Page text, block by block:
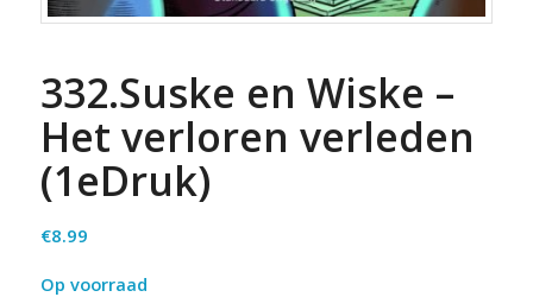
332.Suske en Wiske –
Het verloren verleden
(1eDruk)
€8.99
Op voorraad